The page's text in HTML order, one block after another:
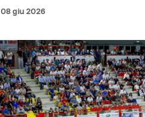
08 giu 2026